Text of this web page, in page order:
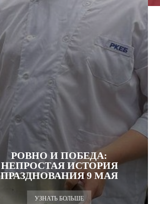
РОВНО И ПОБЕДА:
НЕПРОСТАЯ ИСТОРИЯ
ПРАЗДНОВАНИЯ 9 МАЯ
УЗНАТЬ БОЛЬШЕ